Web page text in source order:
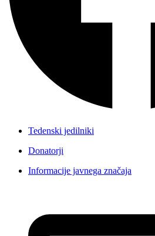
Tedenski jedilniki
Donatorji
Informacije javnega značaja